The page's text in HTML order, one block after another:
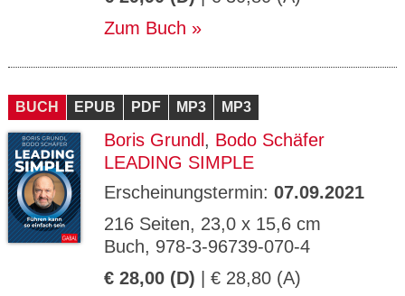
Zum Buch
BUCH EPUB PDF MP3 MP3
Boris Grundl , Bodo Schäfer
LEADING SIMPLE
Erscheinungstermin: 07.09.2021
216 Seiten, 23,0 x 15,6 cm
Buch, 978-3-96739-070-4
€ 28,00 (D) | € 28,80 (A)